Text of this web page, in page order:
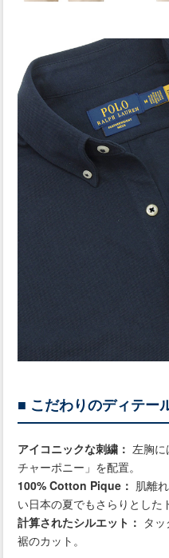
■ こだわりのディテー
アイコニックな刺繍： 左胸
チャーポニー」を配置。
100% Cotton Pique： 肌離
い日本の夏でもさらりとした
計算されたシルエット： タ
裾のカット。